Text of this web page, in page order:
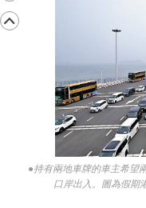
●持有兩地車牌的車主希望
口岸出入。圖為假期